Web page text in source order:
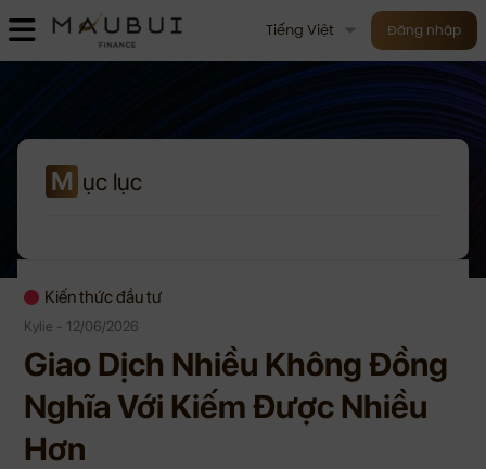
Tiếng Việt Đăng nhập
M ục lục
Kiến thức đầu tư
Kylie - 12/06/2026
Giao Dịch Nhiều Không Đồng
Nghĩa Với Kiếm Được Nhiều
Hơn